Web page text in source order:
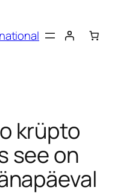
krüpto
see on